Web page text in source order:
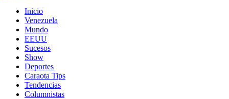
Inicio
Venezuela
Mundo
EEUU
Sucesos
Show
Deportes
Caraota Tips
Tendencias
Columnistas